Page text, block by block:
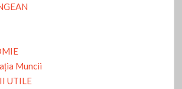
Muncii
UTILE